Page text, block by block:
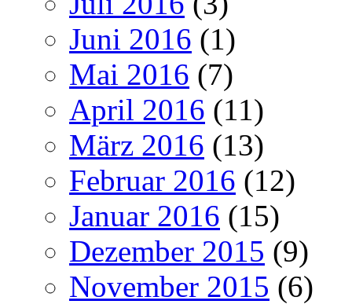
Juni 2016 (1)
Mai 2016 (7)
April 2016 (11)
März 2016 (13)
Februar 2016 (12)
Januar 2016 (15)
Dezember 2015 (9)
November 2015 (6)